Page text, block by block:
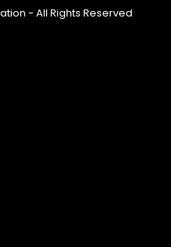
- All Rights Reserved